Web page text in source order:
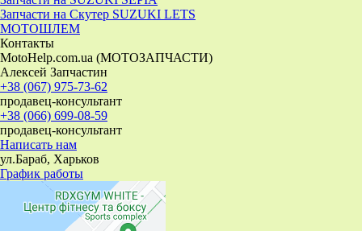
Запчасти на Скутер SUZUKI LETS
МОТОШЛЕМ
Контакты
MotoHelp.com.ua (МОТОЗАПЧАСТИ)
Алексей Запчастин
+38 (067) 975-73-62
продавец-консультант
+38 (066) 699-08-59
продавец-консультант
Написать нам
ул.Бараб, Харьков
График работы